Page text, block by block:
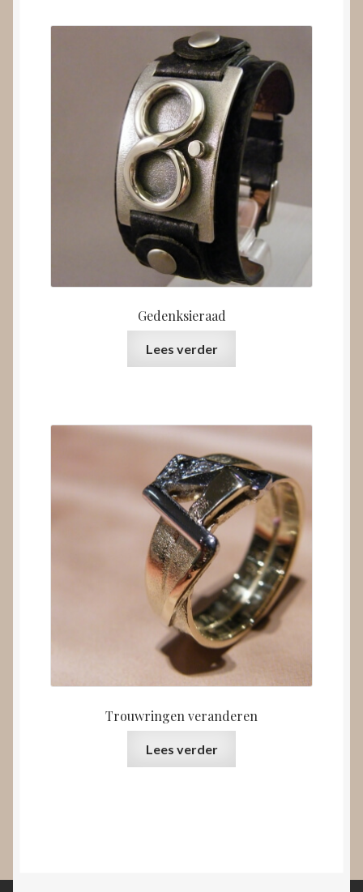
Gedenksieraad
Lees verder
Trouwringen veranderen
Lees verder